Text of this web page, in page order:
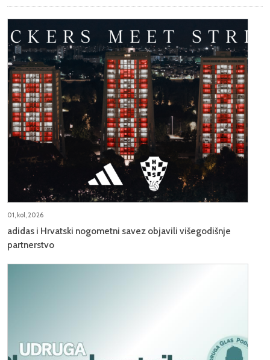
01, kol, 2026
adidas i Hrvatski nogometni savez objavili višegodišnje
partnerstvo